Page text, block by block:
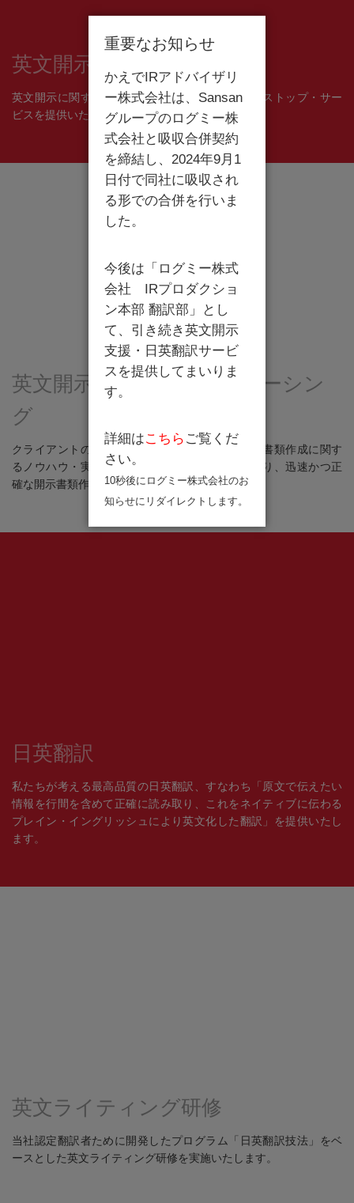
英文開示コンサルティング
英文開示に関するあらゆる課題解決のためのワンストップ・サー
ビスを提供いたします。
英文開示書類作成アウトソーシン
グ
クライアントのIR部門と緊密に連携し、英文開示書類作成に関す
るノウハウ・実務経験が豊富な専門スタッフにより、迅速かつ正
確な開示書類作成をお手伝いいたします。
日英翻訳
私たちが考える最高品質の日英翻訳、すなわち「原文で伝えたい
情報を行間を含めて正確に読み取り、これをネイティブに伝わる
プレイン・イングリッシュにより英文化した翻訳」を提供いたし
ます。
英文ライティング研修
当社認定翻訳者ために開発したプログラム「日英翻訳技法」をベ
ースとした英文ライティング研修を実施いたします。
重要なお知らせ
かえでIRアドバイザリ
ー株式会社は、Sansan
グループのログミー株
式会社と吸収合併契約
を締結し、2024年9月1
日付で同社に吸収され
る形での合併を行いま
した。
今後は「ログミー株式
会社 IRプロダクショ
ン本部 翻訳部」とし
て、引き続き英文開示
支援・日英翻訳サービ
スを提供してまいりま
す。
詳細はこちら ご覧くだ
さい。
10秒後にログミー株式会社のお
知らせにリダイレクトします。